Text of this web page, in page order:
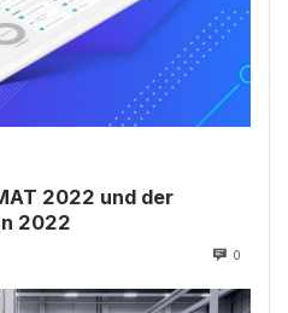
2022 und der
2022
0